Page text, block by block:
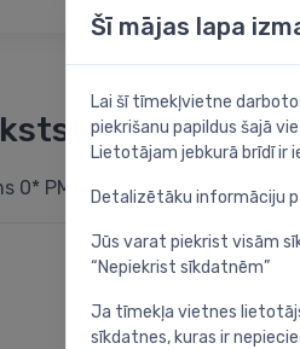
0* PM80
Šī mājas lapa
Lai šī tīmekļvietne
piekrišanu papildus šajā
Lietotājam jebkurā brīdī ir
Detalizētāku informāciju
Jūs varat piekrist visām
“Nepiekrist sīkdatnēm”
Ja tīmekļa vietnes
sīkdatnes, kuras ir